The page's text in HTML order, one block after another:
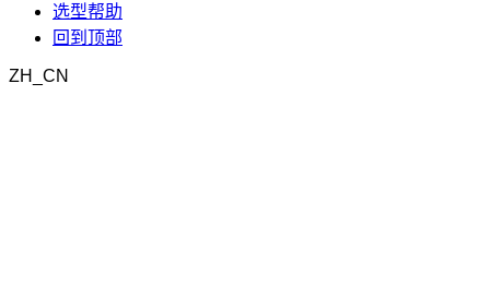
选型帮助
回到顶部
ZH_CN